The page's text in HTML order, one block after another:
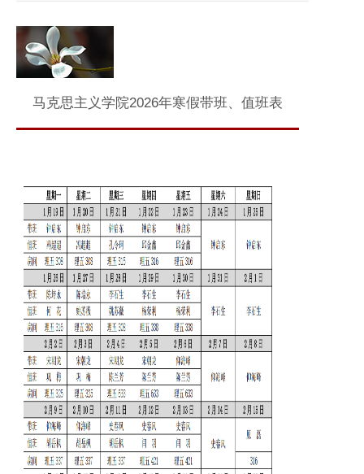
马克思主义学院2026年寒假带班、值班表